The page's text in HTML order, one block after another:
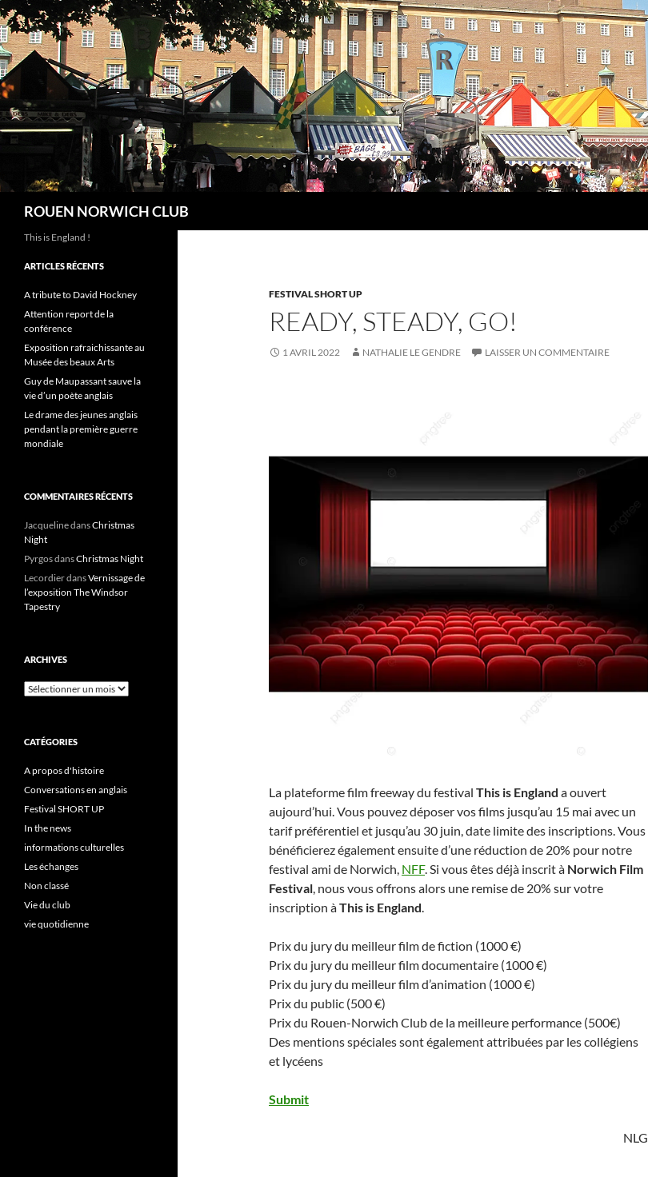
Aller
au
contenu
ROUEN NORWICH CLUB
FESTIVAL SHORT UP
READY, STEADY, GO!
1 AVRIL 2022 NATHALIE LE GENDRE LAISSER UN COMMENTAIRE
La plateforme film freeway du festival This is England a ouvert
aujourd’hui. Vous pouvez déposer vos films jusqu’au 15 mai avec un
tarif préférentiel et jusqu’au 30 juin, date limite des inscriptions. Vous
bénéficierez également ensuite d’une réduction de 20% pour notre
festival ami de Norwich, NFF. Si vous êtes déjà inscrit à Norwich Film
Festival, nous vous offrons alors une remise de 20% sur votre
inscription àThis is England.
Prix du jury du meilleur film de fiction (1000 €)
Prix du jury du meilleur film documentaire (1000 €)
Prix du jury du meilleur film d’animation (1000 €)
Prix du public (500 €)
Prix du Rouen-Norwich Club de la meilleure performance (500€)
Des mentions spéciales sont également attribuées par les collégiens
et lycéens
Submit
NLG
This is England !
ARTICLES RÉCENTS
A tribute to David Hockney
Attention report de la
conférence
Exposition rafraichissante au
Musée des beaux Arts
Guy de Maupassant sauve la
vie d’un poète anglais
Le drame des jeunes anglais
pendant la première guerre
mondiale
COMMENTAIRES RÉCENTS
JacquelinedansChristmas
Night
PyrgosdansChristmas Night
LecordierdansVernissage de
l’exposition The Windsor
Tapestry
ARCHIVES
Archives
CATÉGORIES
A propos d'histoire
Conversations en anglais
Festival SHORT UP
In the news
informations culturelles
Les échanges
Non classé
Vie du club
vie quotidienne